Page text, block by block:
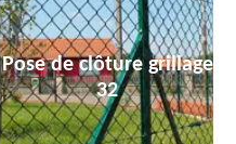
Pose de clôture grillage
32